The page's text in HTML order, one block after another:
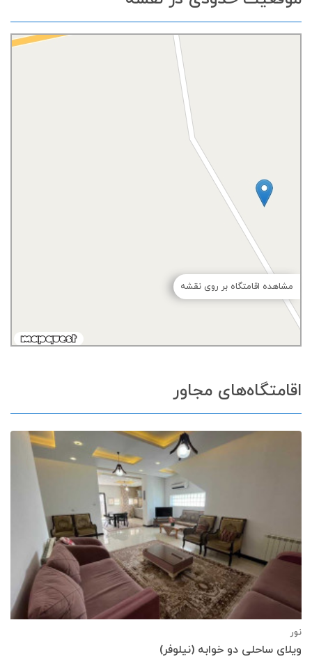
مشاهده اقامتگاه بر روی نقشه
اقامتگاه‌های مجاور
نور
ویلای ساحلی دو خوابه (نیلوفر)